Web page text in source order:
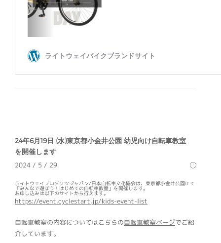
24年6月19日 (水)東京都小金井公園 幼児向け自転車教室
を開催します
2024 / 5 / 29
ライトウェイプロダクツジャパン/日本自転車文化協会は、東京都小金井公園にて
「みんなで遊ぼう！はじめての自転車教室」を開催します。
お申し込みは以下のサイトから行えます。
https://event.cyclestart.jp/kids-event-list
自転車教室の内容についてはこちらの自転車教室ページでご紹
介しています。